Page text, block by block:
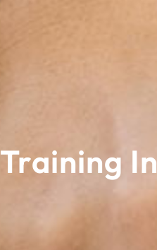
Training